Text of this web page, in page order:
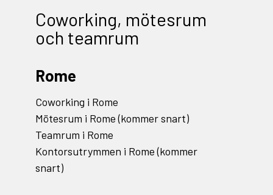
Coworking, mötesrum
och teamrum
Rome
Coworking i Rome
Mötesrum i Rome (kommer snart)
Teamrum i Rome
Kontorsutrymmen i Rome (kommer
snart)